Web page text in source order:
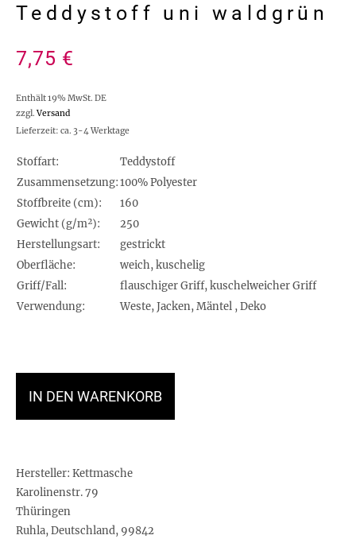
Teddystoff uni waldgrün
7,75 €
Enthält 19% MwSt. DE
zzgl.Versand
Lieferzeit: ca. 3-4 Werktage
Stoffart:
Teddystoff
Zusammensetzung:100% Polyester
Stoffbreite (cm):
160
Gewicht (g/m²):
250
Herstellungsart:
gestrickt
Oberfläche:
weich, kuschelig
Griff/Fall:
flauschiger Griff, kuschelweicher Griff
Verwendung:
Weste, Jacken, Mäntel , Deko
IN DEN WARENKORB
Hersteller: Kettmasche
Karolinenstr. 79
Thüringen
Ruhla, Deutschland, 99842